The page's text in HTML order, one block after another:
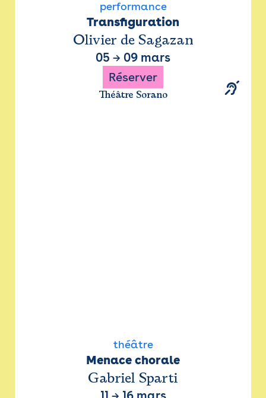
performance
Transfiguration
Olivier de Sagazan
05 → 09 mars
Réserver
Théâtre Sorano
théâtre
Menace chorale
Gabriel Sparti